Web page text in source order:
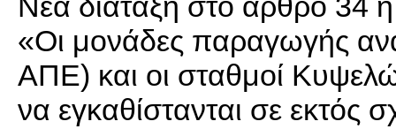
«Οι μονάδες παραγωγής
ΑΠΕ) και οι σταθμοί
να εγκαθίστανται σε εκτός